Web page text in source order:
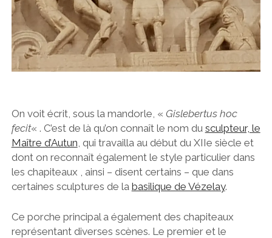
On voit écrit, sous la mandorle, « Gislebertus hoc
fecit« . C’est de là qu’on connaît le nom du sculpteur, le
Maître d’Autun, qui travailla au début du XIIe siècle et
dont on reconnaît également le style particulier dans
les chapiteaux , ainsi – disent certains – que dans
certaines sculptures de la basilique de Vézelay.
Ce porche principal a également des chapiteaux
représentant diverses scènes. Le premier et le